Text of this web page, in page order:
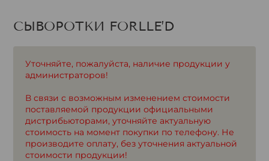
СЫВОРОТКИ FORLLE’D
Уточняйте, пожалуйста, наличие продукции у
администраторов!
В связи с возможным изменением стоимости
поставляемой продукции официальными
дистрибьюторами, уточняйте актуальную
стоимость на момент покупки по телефону. Не
производите оплату, без уточнения актуальной
стоимости продукции!